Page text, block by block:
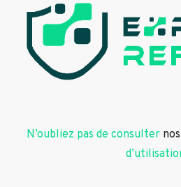
N’oubliez pas de consulter